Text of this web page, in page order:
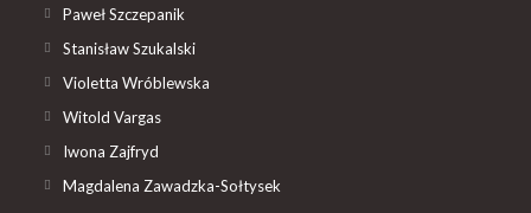
Paweł Szczepanik
Stanisław Szukalski
Violetta Wróblewska
Witold Vargas
Iwona Zajfryd
Magdalena Zawadzka-Sołtysek